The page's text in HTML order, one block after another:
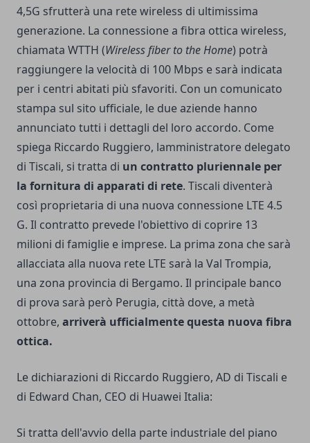
4,5G sfrutterà una rete wireless di ultimissima
generazione. La connessione a fibra ottica wireless,
chiamata WTTH (Wireless fiber to the Home) potrà
raggiungere la velocità di 100 Mbps e sarà indicata
per i centri abitati più sfavoriti. Con un comunicato
stampa sul sito ufficiale, le due aziende hanno
annunciato tutti i dettagli del loro accordo. Come
spiega Riccardo Ruggiero, lamministratore delegato
di Tiscali, si tratta di un contratto pluriennale per
la fornitura di apparati di rete. Tiscali diventerà
così proprietaria di una nuova connessione LTE 4.5
G. Il contratto prevede l'obiettivo di coprire 13
milioni di famiglie e imprese. La prima zona che sarà
allacciata alla nuova rete LTE sarà la Val Trompia,
una zona provincia di Bergamo. Il principale banco
di prova sarà però Perugia, città dove, a metà
ottobre, arriverà ufficialmente questa nuova fibra
ottica.
Le dichiarazioni di Riccardo Ruggiero, AD di Tiscali e
di Edward Chan, CEO di Huawei Italia:
Si tratta dell'avvio della parte industriale del piano